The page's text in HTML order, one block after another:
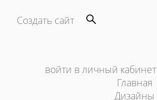
Создать сайт
войти в личный кабинет
Главная
Дизайны